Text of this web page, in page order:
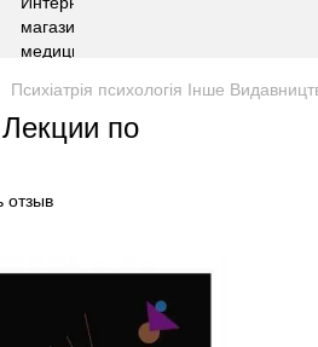
Психіатрія психологія Інше
по
отзыв